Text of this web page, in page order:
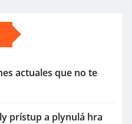
actuales que no te
prístup a plynulá hra